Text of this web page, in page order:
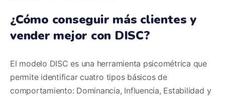
¿Cómo conseguir más clientes y
vender mejor con DISC?
El modelo DISC es una herramienta psicométrica que
permite identificar cuatro tipos básicos de
comportamiento: Dominancia, Influencia, Estabilidad y